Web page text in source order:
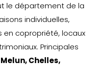
le département de la
individuelles,
copropriété, locaux
Principales
Chelles,